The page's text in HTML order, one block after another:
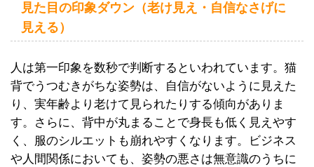
見た目の印象ダウン（老け見え・自信なさげに
見える）
人は第一印象を数秒で判断するといわれています。猫
背でうつむきがちな姿勢は、自信がないように見えた
り、実年齢より老けて見られたりする傾向がありま
す。さらに、背中が丸まることで身長も低く見えやす
く、服のシルエットも崩れやすくなります。ビジネス
や人間関係においても、姿勢の悪さは無意識のうちに